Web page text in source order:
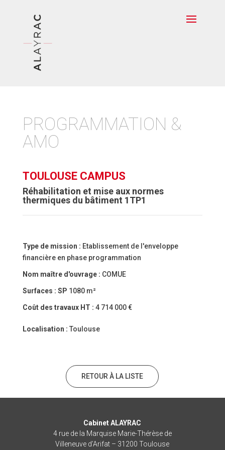
PROGRAMMATION &
AMO
TOULOUSE CAMPUS
Réhabilitation et mise aux normes
thermiques du bâtiment 1TP1
Type de mission : Etablissement de l'enveloppe
financière en phase programmation
Nom maître d'ouvrage : COMUE
Surfaces : SP 1080 m²
Coût des travaux HT : 4 714 000 €
Localisation : Toulouse
RETOUR À LA LISTE
Cabinet ALAYRAC
4 rue de la Marquise Marie-Thérèse de
Villeneuve d’Arifat – 31200 Toulouse